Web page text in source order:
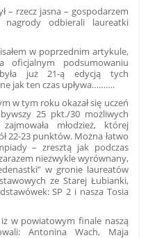
rzecz jasna – gospodarzem
odbierali laureatki
w poprzednim artykule,
podsumowaniu
już 21-ą edycją tych
jak ten czas upływa……….
tym roku okazał się uczeń
25 pkt./30 możliwych
młodzież, której
22-23 punktów. Można łatwo
– zresztą jak podczas
niezwykle wyrównany,
w gronie laureatów
ze Starej Łubianki,
SP 2 i nasza Tosia
powiatowym finale naszą
Antonina Wach, Maja